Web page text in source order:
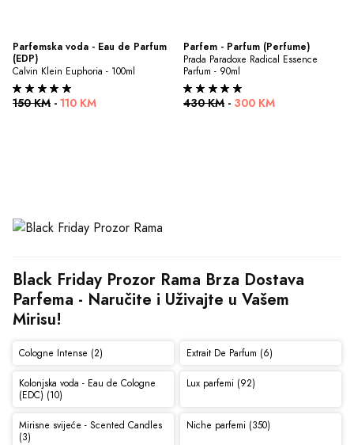
Parfemska voda - Eau de Parfum
(EDP)
Calvin Klein Euphoria - 100ml
150 KM - 110 KM
Parfem - Parfum (Perfume)
Prada Paradoxe Radical Essence
Parfum - 90ml
430 KM - 300 KM
Black Friday Prozor Rama Brza Dostava
Parfema - Naručite i Uživajte u Vašem
Mirisu!
Cologne Intense (2) Extrait De Parfum (6)
Kolonjska voda - Eau de Cologne
(EDC) (10)
Lux parfemi (92)
Mirisne svijeće - Scented Candles
(3)
Niche parfemi (350)